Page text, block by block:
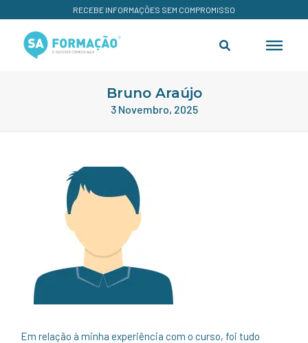
RECEBE INFORMAÇÕES SEM COMPROMISSO
Bruno Araújo
3 Novembro, 2025
Em relação à minha experiência com o curso, foi tudo